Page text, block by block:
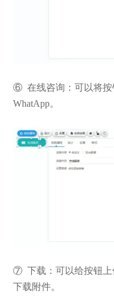
⑥ 在线咨询：可以将按
WhatApp。
⑦ 下载：可以给按钮上
下载附件。